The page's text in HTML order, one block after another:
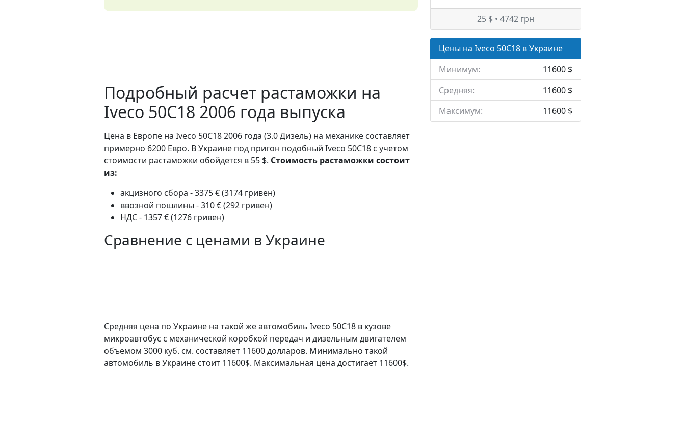
Подробный расчет растаможки на
Iveco 50C18 2006 года выпуска
Цена в Европе на Iveco 50C18 2006 года (3.0 Дизель) на механике составляет
примерно 6200 Евро. В Украине под пригон подобный Iveco 50C18 с учетом
стоимости растаможки обойдется в 55 $. Стоимость растаможки состоит
из:
акцизного сбора - 3375 € (3174 гривен)
ввозной пошлины - 310 € (292 гривен)
НДС - 1357 € (1276 гривен)
Сравнение с ценами в Украине
Средняя цена по Украине на такой же автомобиль Iveco 50C18 в кузове
микроавтобус c механической коробкой передач и дизельным двигателем
объемом 3000 куб. см. составляет 11600 долларов. Минимально такой
автомобиль в Украине стоит 11600$. Максимальная цена достигает 11600$.
25 $ • 4742 грн
Цены на Iveco 50C18 в Украине
Минимум:
11600 $
Средняя:
11600 $
Максимум:
11600 $